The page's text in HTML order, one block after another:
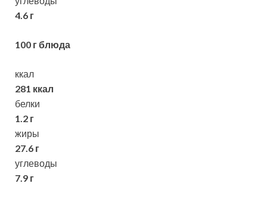
4.6 г
100 г блюда
ккал
281 ккал
белки
1.2 г
жиры
27.6 г
углеводы
7.9 г